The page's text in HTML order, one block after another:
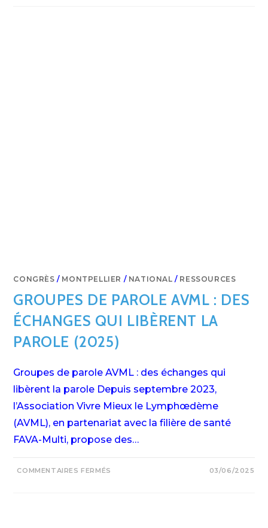
CONGRÈS / MONTPELLIER / NATIONAL / RESSOURCES
GROUPES DE PAROLE AVML : DES
ÉCHANGES QUI LIBÈRENT LA
PAROLE (2025)
Groupes de parole AVML : des échanges qui
libèrent la parole Depuis septembre 2023,
l’Association Vivre Mieux le Lymphœdème
(AVML), en partenariat avec la filière de santé
FAVA-Multi, propose des…
COMMENTAIRES FERMÉS 03/06/2025